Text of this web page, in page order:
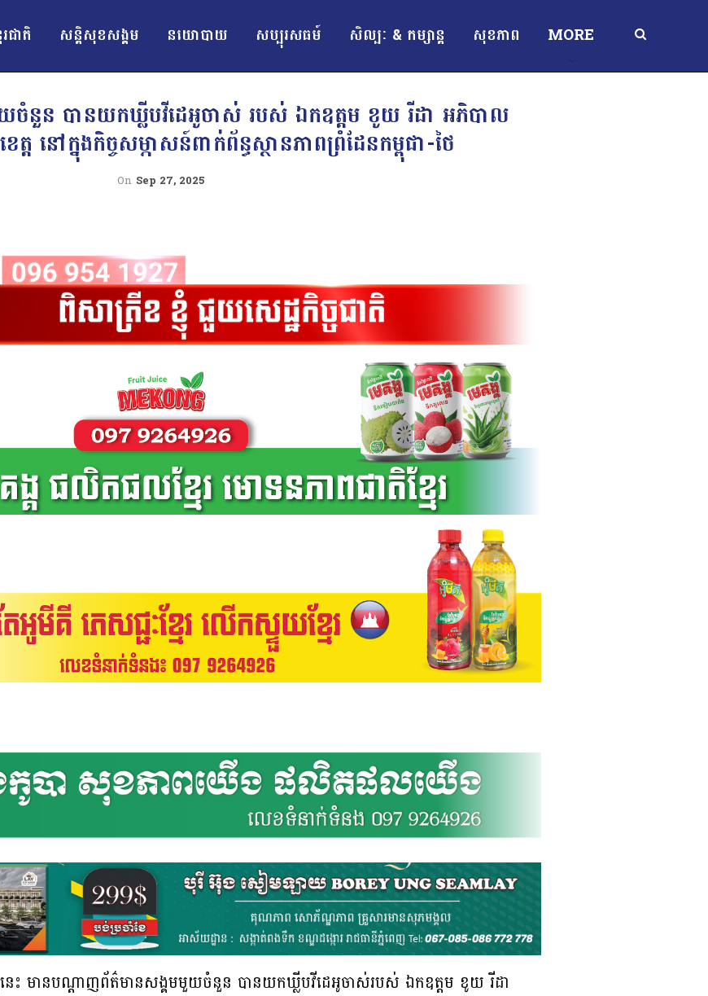
ជាតិ សន្តិសុខសង្គម នយោបាយ សប្បុរសធម៍ សិល្បៈ & កម្សាន្ត សុខភាព MORE
នួន បានយកឃ្លីបវីដេអូចាស់ របស់ ឯកឧត្តម ខូយ រីដា អភិបាល
នៅក្នុងកិច្ចសម្ភាសន៍ពាក់ព័ន្ធស្ថានភាពព្រំដែនកម្ពុជា-ថៃ
On Sep 27, 2025
នេះ មានបណ្តាញព័ត៌មានសង្គមមួយចំនួន បានយកឃ្លីបវីដេអូចាស់របស់ ឯកឧត្តម ខូយ រីដា